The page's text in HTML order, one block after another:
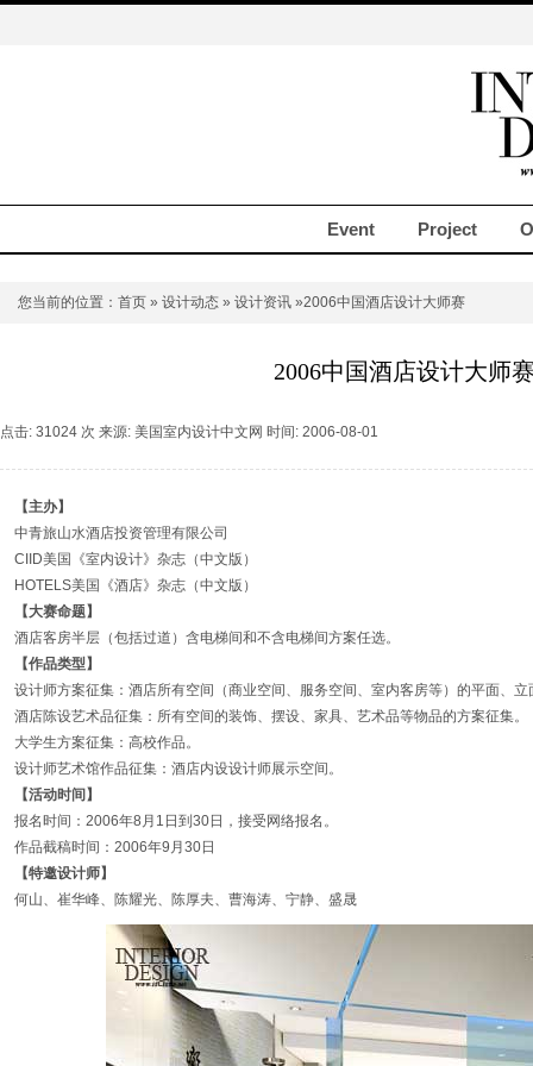
Event Project
您当前的位置： 首页 » 设计动态 » 设计资讯 »2006中国酒店设计大师赛
2006中国酒店设计大师
点击: 31024 次 来源: 美国室内设计中文网 时间: 2006-08-01
【主办】
中青旅山水酒店投资管理有限公司
CIID美国《室内设计》杂志（中文版）
HOTELS美国《酒店》杂志（中文版）
【大赛命题】
酒店客房半层（包括过道）含电梯间和不含电梯间方案任选。
【作品类型】
设计师方案征集：酒店所有空间（商业空间、服务空间、室内客房等）的平面、
酒店陈设艺术品征集：所有空间的装饰、摆设、家具、艺术品等物品的方案征集。
大学生方案征集：高校作品。
设计师艺术馆作品征集：酒店内设设计师展示空间。
【活动时间】
报名时间：2006年8月1日到30日，接受网络报名。
作品截稿时间：2006年9月30日
【特邀设计师】
何山、崔华峰、陈耀光、陈厚夫、曹海涛、宁静、盛晟